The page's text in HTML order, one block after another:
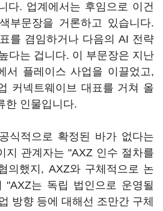
다. 업계에서는 후임으로 이건
부문장을 거론하고 있습니다.
를 겸임하거나 다음의 AI 전략
다는 겁니다. 이 부문장은 지난
서 플레이스 사업을 이끌었고,
커넥트웨이브 대표를 거쳐 올
한 인물입니다.
식적으로 확정된 바가 없다는
지 관계자는 "AXZ 인수 절차를
의했지, AXZ와 구체적으로 논
"AXZ는 독립 법인으로 운영될
방향 등에 대해선 조만간 구체